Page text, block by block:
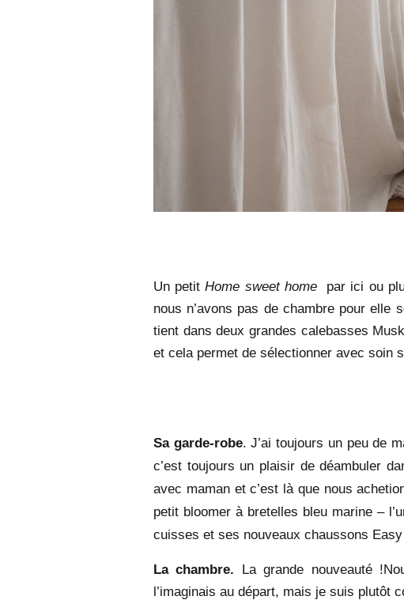
Un petitHome sweet home
par ici ou
nous n’avons pas de chambre pour elle
tient dans deux grandes calebasses
et cela permet de sélectionner avec soin
Sa garde-robe. J’ai toujours un peu de
c’est toujours un plaisir de déambuler
avec maman et c’est là que nous
petit bloomer à bretelles bleu marine –
cuisses et ses nouveaux chaussons
La chambre. La grande nouveauté
l’imaginais au départ, mais je suis plutôt